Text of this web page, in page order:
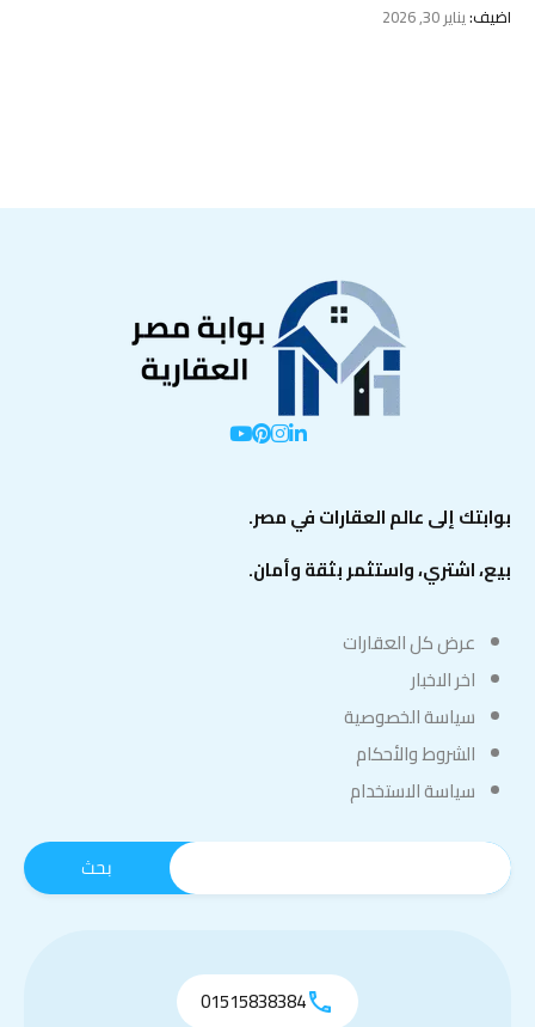
اضيف:يناير 30, 2026
بوابتك إلى عالم العقارات في مصر.
بيع، اشتري، واستثمر بثقة وأمان.
عرض كل العقارات
اخر الاخبار
سياسة الخصوصية
الشروط والأحكام
سياسة الاستخدام
01515838384